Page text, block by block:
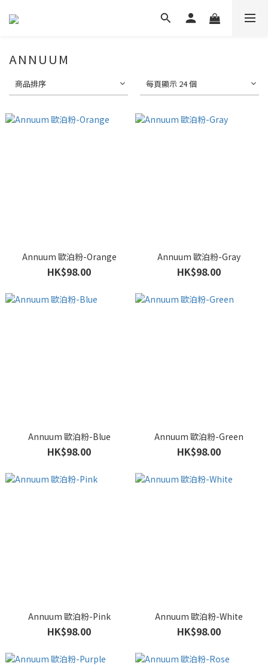
ANNUUM
商品排序 每頁顯示 24 個
Annuum 歐泊粉-Orange
HK$98.00
Annuum 歐泊粉-Gray
HK$98.00
Annuum 歐泊粉-Blue
HK$98.00
Annuum 歐泊粉-Green
HK$98.00
Annuum 歐泊粉-Pink
HK$98.00
Annuum 歐泊粉-White
HK$98.00